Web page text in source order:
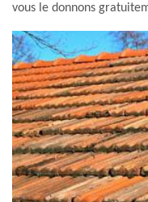
vous le donnons